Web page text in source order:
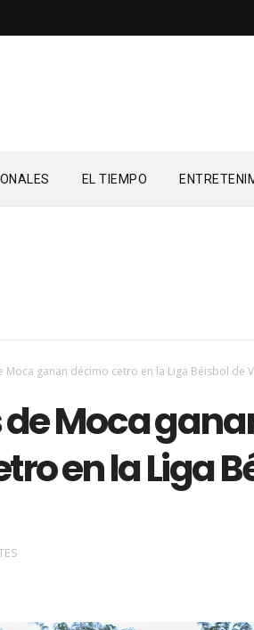
EL TIEMPO
Moca ganan décimo cetro en la Liga Béisbol de
Moca
en la Liga